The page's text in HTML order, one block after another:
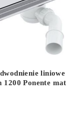
liniowe
1200 Ponente mat